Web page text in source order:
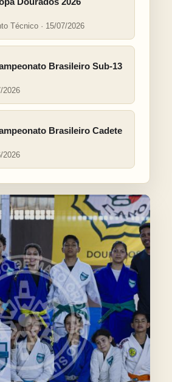
Técnico · 15/07/2026
Brasileiro Sub-13
2026
Brasileiro Cadete
2026